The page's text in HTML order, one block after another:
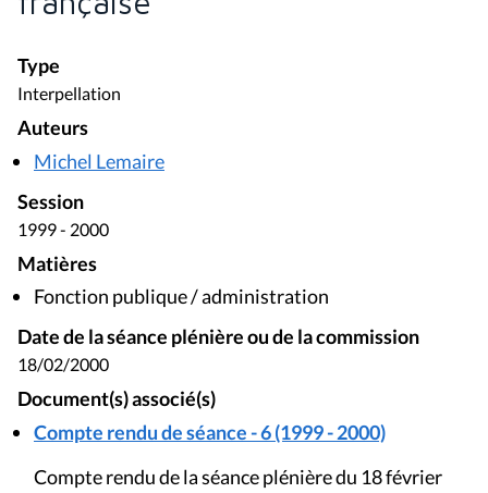
Type
Interpellation
Auteurs
Michel Lemaire
Session
1999 - 2000
Matières
Fonction publique / administration
Date de la séance plénière ou de la commission
18/02/2000
Document(s) associé(s)
Compte rendu de séance - 6 (1999 - 2000)
Compte rendu de la séance plénière du 18 février